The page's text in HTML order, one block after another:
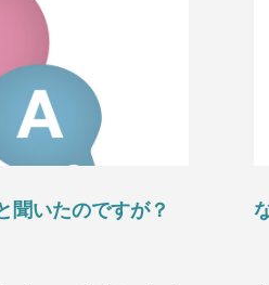
聞いたのですが？